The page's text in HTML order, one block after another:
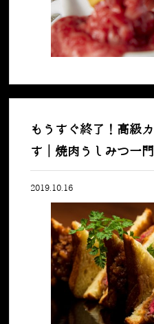
もうすぐ終了！高級
す｜焼肉うしみつ一
2019.10.16